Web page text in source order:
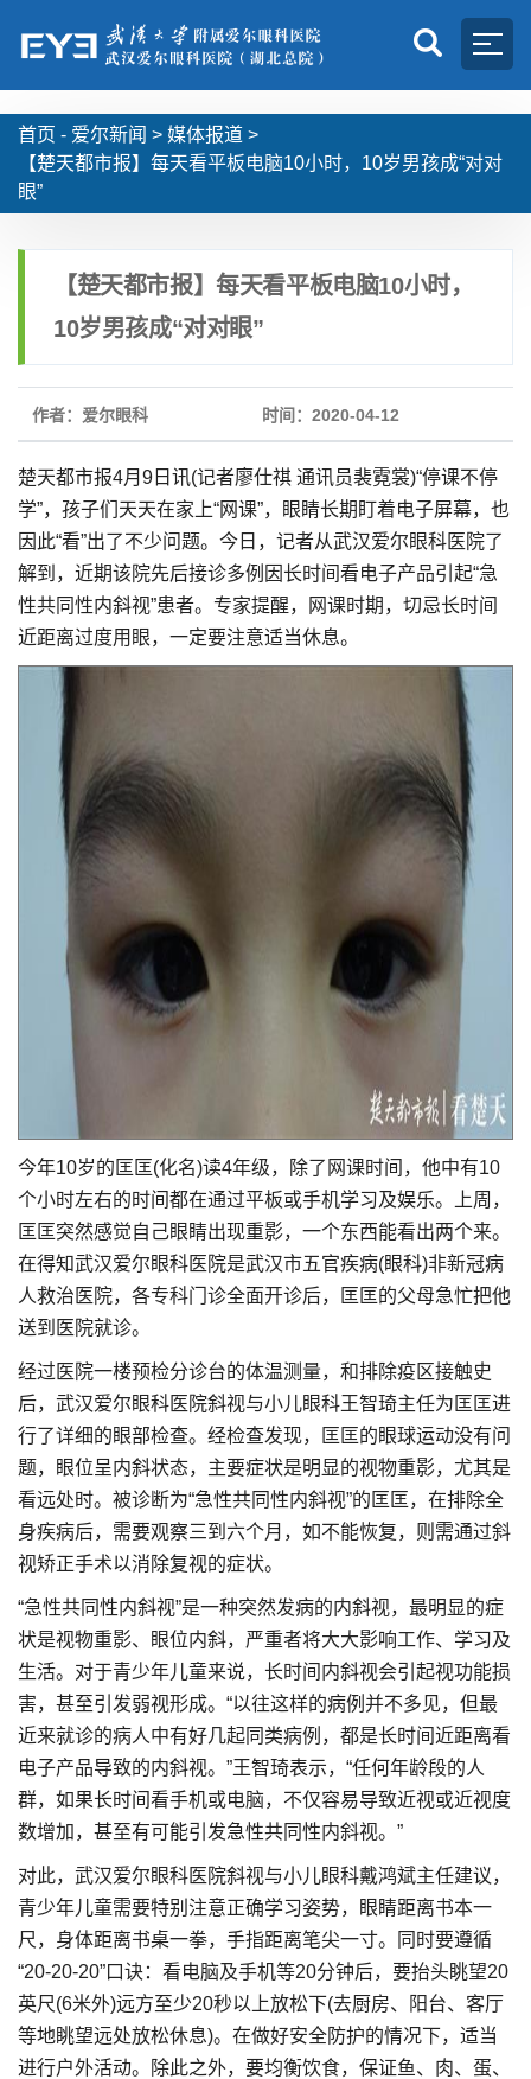
首页 - 爱尔新闻 > 媒体报道 >
【楚天都市报】每天看平板电脑10小时，10岁男孩成“对对
眼”
【楚天都市报】每天看平板电脑10小时，
10岁男孩成“对对眼”
作者：爱尔眼科 时间：2020-04-12
楚天都市报4月9日讯(记者廖仕祺 通讯员裴霓裳)“停课不停
学”，孩子们天天在家上“网课”，眼睛长期盯着电子屏幕，也
因此“看”出了不少问题。今日，记者从武汉爱尔眼科医院了
解到，近期该院先后接诊多例因长时间看电子产品引起“急
性共同性内斜视”患者。专家提醒，网课时期，切忌长时间
近距离过度用眼，一定要注意适当休息。
今年10岁的匡匡(化名)读4年级，除了网课时间，他中有10
个小时左右的时间都在通过平板或手机学习及娱乐。上周，
匡匡突然感觉自己眼睛出现重影，一个东西能看出两个来。
在得知武汉爱尔眼科医院是武汉市五官疾病(眼科)非新冠病
人救治医院，各专科门诊全面开诊后，匡匡的父母急忙把他
送到医院就诊。
经过医院一楼预检分诊台的体温测量，和排除疫区接触史
后，武汉爱尔眼科医院斜视与小儿眼科王智琦主任为匡匡进
行了详细的眼部检查。经检查发现，匡匡的眼球运动没有问
题，眼位呈内斜状态，主要症状是明显的视物重影，尤其是
看远处时。被诊断为“急性共同性内斜视”的匡匡，在排除全
身疾病后，需要观察三到六个月，如不能恢复，则需通过斜
视矫正手术以消除复视的症状。
“急性共同性内斜视”是一种突然发病的内斜视，最明显的症
状是视物重影、眼位内斜，严重者将大大影响工作、学习及
生活。对于青少年儿童来说，长时间内斜视会引起视功能损
害，甚至引发弱视形成。“以往这样的病例并不多见，但最
近来就诊的病人中有好几起同类病例，都是长时间近距离看
电子产品导致的内斜视。”王智琦表示，“任何年龄段的人
群，如果长时间看手机或电脑，不仅容易导致近视或近视度
数增加，甚至有可能引发急性共同性内斜视。”
对此，武汉爱尔眼科医院斜视与小儿眼科戴鸿斌主任建议，
青少年儿童需要特别注意正确学习姿势，眼睛距离书本一
尺，身体距离书桌一拳，手指距离笔尖一寸。同时要遵循
“20-20-20”口诀：看电脑及手机等20分钟后，要抬头眺望20
英尺(6米外)远方至少20秒以上放松下(去厨房、阳台、客厅
等地眺望远处放松休息)。在做好安全防护的情况下，适当
进行户外活动。除此之外，要均衡饮食，保证鱼、肉、蛋、